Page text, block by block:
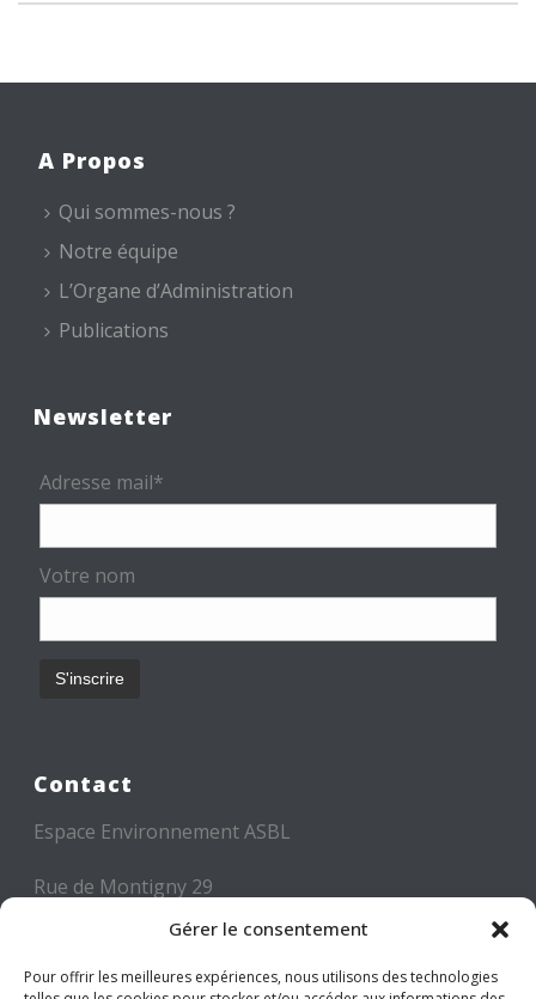
Gérer le consentement
Pour offrir les meilleures expériences, nous utilisons des technologies
A Propos
Qui sommes-nous ?
Notre équipe
L’Organe d’Administration
Publications
Newsletter
Adresse mail*
Votre nom
Contact
Espace Environnement ASBL
Rue de Montigny 29
6000 CHARLEROI
Tél: +32 71 300 300